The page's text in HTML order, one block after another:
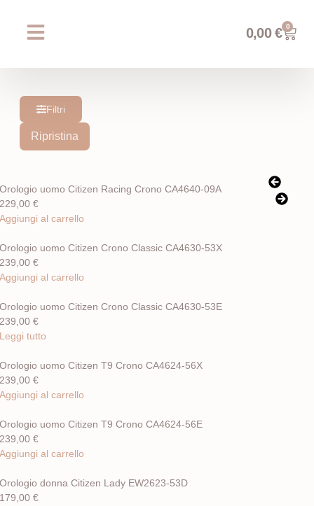
0,00€ 0
Filtri
Ripristina
Orologio uomo Citizen Racing Crono CA4640-09A
229,00 €
Aggiungi al carrello
Orologio uomo Citizen Crono Classic CA4630-53X
239,00 €
Aggiungi al carrello
Orologio uomo Citizen Crono Classic CA4630-53E
239,00 €
Leggi tutto
Orologio uomo Citizen T9 Crono CA4624-56X
239,00 €
Aggiungi al carrello
Orologio uomo Citizen T9 Crono CA4624-56E
239,00 €
Aggiungi al carrello
Orologio donna Citizen Lady EW2623-53D
179,00 €